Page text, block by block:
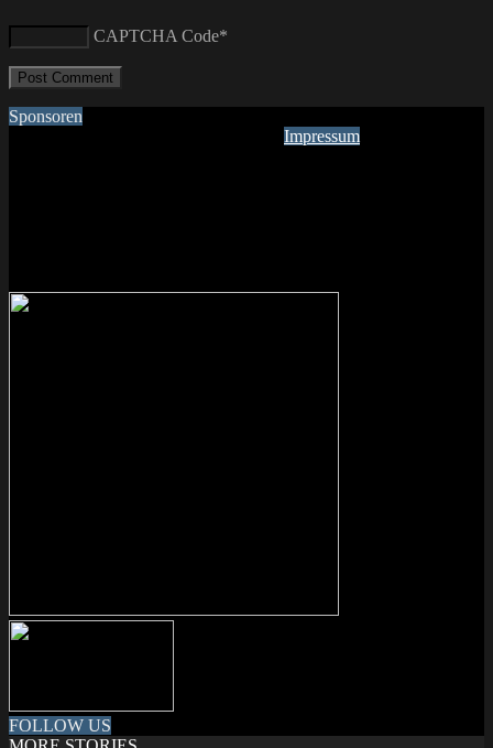
CAPTCHA Code*
Sponsoren
Impressum
FOLLOW US